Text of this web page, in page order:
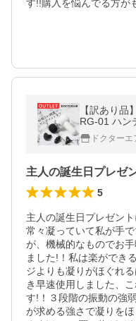
す!!購入を悩んでる方が
【訳あり品
RG-01 ハン
ッズ 全身 父
ドクター
5
主人の誕生日プレゼン
常々凝っていて私が手
が、機械的なものでお
ました!！私は楽ができ
ジよりも凝りがほぐれ
き早速使用しました、
す!！３段階の振動の強
が求める強さで凝りを